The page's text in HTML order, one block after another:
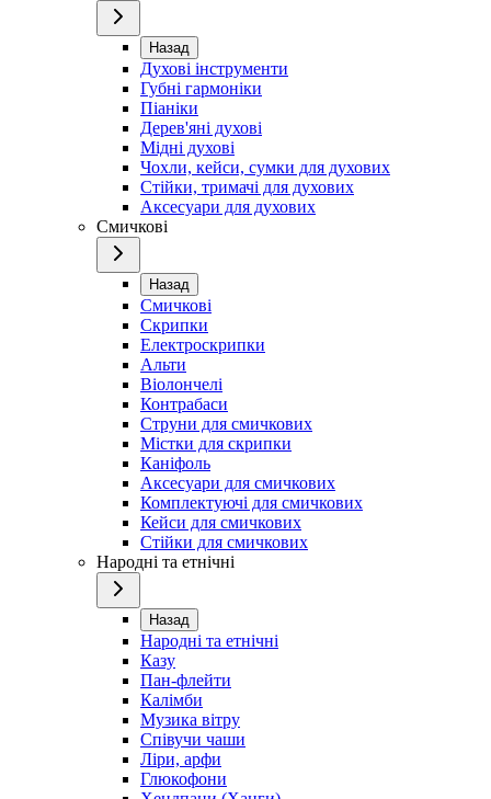
Назад
Духові інструменти
Губні гармоніки
Піаніки
Дерев'яні духові
Мідні духові
Чохли, кейси, сумки для духових
Стійки, тримачі для духових
Аксесуари для духових
Смичкові
Назад
Смичкові
Скрипки
Електроскрипки
Альти
Віолончелі
Контрабаси
Струни для смичкових
Містки для скрипки
Каніфоль
Аксесуари для смичкових
Комплектуючі для смичкових
Кейси для смичкових
Стійки для смичкових
Народні та етнічні
Назад
Народні та етнічні
Казу
Пан-флейти
Калімби
Музика вітру
Співучи чаши
Ліри, арфи
Глюкофони